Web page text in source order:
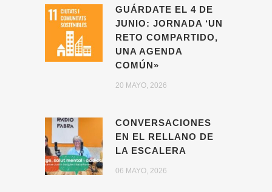
GUÁRDATE EL 4 DE
JUNIO: JORNADA ‘UN
RETO COMPARTIDO,
UNA AGENDA
COMÚN»
20 MAYO, 2026
CONVERSACIONES
EN EL RELLANO DE
LA ESCALERA
06 MAYO, 2026